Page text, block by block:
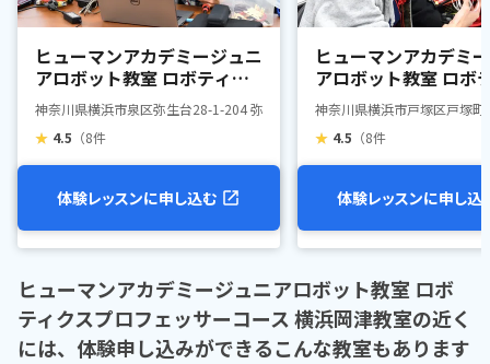
ヒューマンアカデミージュニ
アロボット教室 ロボティク
スプロフェッサーコース 弥
生台
神奈川県横浜市泉区弥生台28-1-204 弥生台SYビル
★ 4.5 （8件
体験レッスンに申し込む
ヒューマンアカデミ
アロボット教室 ロボ
スプロフェッサーコ
塚駅前
神奈川県横浜市戸塚区戸塚
★ 4.5 （8件
体験レッスンに申し込
ヒューマンアカデミージュニアロボット教室 ロボ
ティクスプロフェッサーコース 横浜岡津教室の近く
には、体験申し込みができるこんな教室もあります